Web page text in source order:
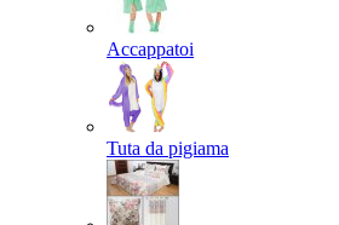
Accappatoi
Tuta da pigiama